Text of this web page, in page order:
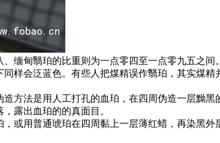
缅甸翳珀的比重则为一点零四至一点零九五之
样会泛蓝色。有些人把煤精误作翳珀，其实煤
方法是用人工打孔的血珀，在四周伪造一层黝
露出血珀的的真面目。
或用普通琥珀在四周黏上一层薄红蜡，再染黑